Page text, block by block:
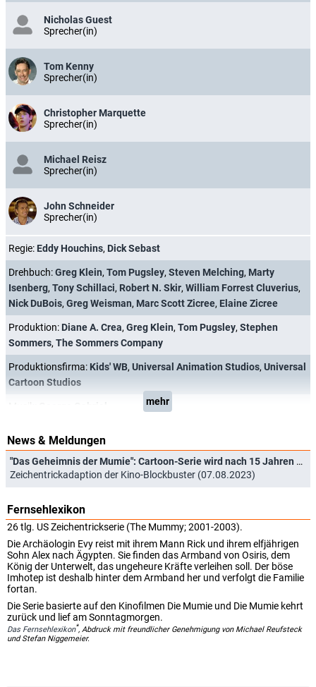
Nicholas Guest
Sprecher(in)
Tom Kenny
Sprecher(in)
Christopher Marquette
Sprecher(in)
Michael Reisz
Sprecher(in)
John Schneider
Sprecher(in)
Regie: Eddy Houchins, Dick Sebast
Drehbuch:Greg Klein, Tom Pugsley, Steven Melching, Marty
Isenberg, Tony Schillaci, Robert N. Skir, William Forrest Cluverius,
Nick DuBois, Greg Weisman, Marc Scott Zicree, Elaine Zicree
Produktion: Diane A. Crea, Greg Klein, Tom Pugsley, Stephen
Sommers, The Sommers Company
Produktionsfirma: Kids' WB, Universal Animation Studios, Universal
Cartoon Studios
mehr
News & Meldungen
"Das Geheimnis der Mumie": Cartoon-Serie wird nach 15 Jahren wieder ausgegraben
Zeichentrickadaption der Kino-Blockbuster (07.08.2023)
Fernsehlexikon
26 tlg. US Zeichentrickserie (The Mummy; 2001-2003).
Die Archäologin Evy reist mit ihrem Mann Rick und ihrem elfjährigen
Sohn Alex nach Ägypten. Sie finden das Armband von Osiris, dem
König der Unterwelt, das ungeheure Kräfte verleihen soll. Der böse
Imhotep ist deshalb hinter dem Armband her und verfolgt die Familie
fortan.
Die Serie basierte auf den Kinofilmen Die Mumie und Die Mumie kehrt
zurück und lief am Sonntagmorgen.
Das Fernsehlexikon*, Abdruck mit freundlicher Genehmigung von Michael Reufsteck
und Stefan Niggemeier.